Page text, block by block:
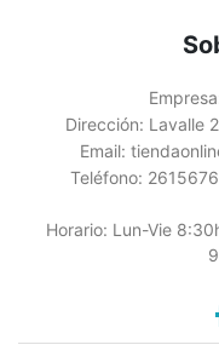
Dirección: Lavalle
Email:
Teléfono:
Horario: Lun-Vie